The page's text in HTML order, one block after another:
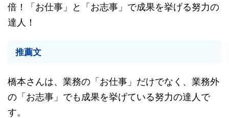
倍！「お仕事」と「お志事」で成果を挙げる努力の
達人！
推薦文
橋本さんは、業務の「お仕事」だけでなく、業務外
の「お志事」でも成果を挙げている努力の達人で
す。